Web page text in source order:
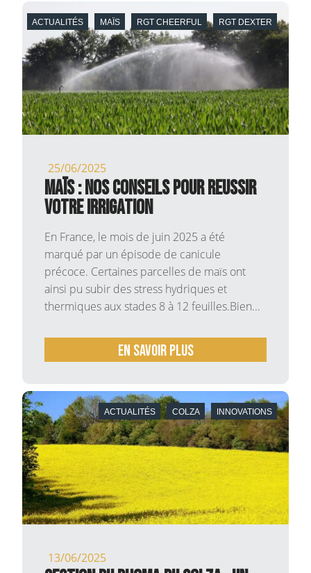
ACTUALITÉS MAÏS RGT CHEERFUL RGT DEXTER
25/06/2025
MAÏS : NOS CONSEILS POUR REUSSIR
VOTRE IRRIGATION
En France, le mois de juin 2025 a été
marqué par un épisode de canicule
précoce. Certaines parcelles de maïs ont
ainsi pu subir des stress hydriques et
thermiques aux stades 8 à 12 feuilles.Bien...
En savoir plus
ACTUALITÉS COLZA INNOVATIONS
13/06/2025